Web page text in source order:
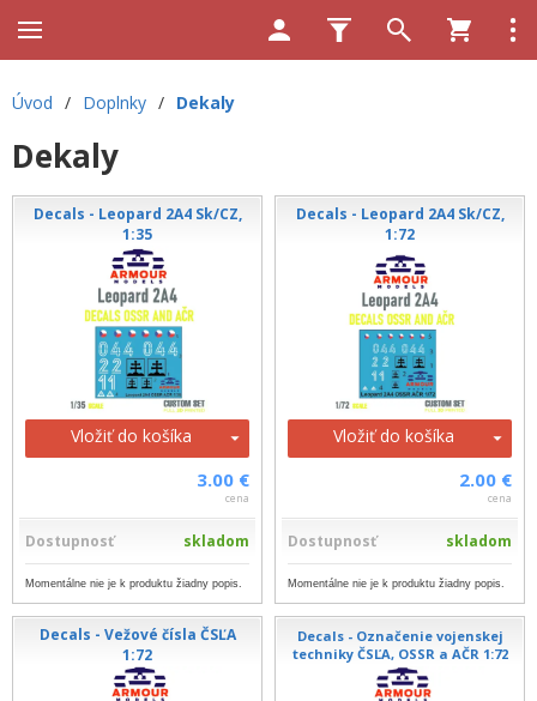
Úvod / Doplnky / Dekaly
Dekaly
Decals - Leopard 2A4 Sk/CZ,
1:35
Vložiť do košíka
3.00 €
cena
Dostupnosť skladom
Momentálne nie je k produktu žiadny popis.
Decals - Leopard 2A4 Sk/CZ,
1:72
Vložiť do košíka
2.00 €
cena
Dostupnosť skladom
Momentálne nie je k produktu žiadny popis.
Decals - Vežové čísla ČSĽA
1:72
Decals - Označenie vojenskej
techniky ČSĽA, OSSR a AČR 1:72